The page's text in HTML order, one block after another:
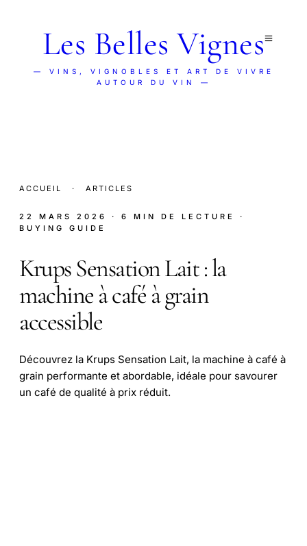
Les Belles Vignes
— VINS, VIGNOBLES ET ART DE VIVRE
AUTOUR DU VIN —
ACCUEIL · ARTICLES
22 MARS 2026 · 6 MIN DE LECTURE
·
BUYING GUIDE
Krups Sensation Lait : la
machine à café à grain
accessible
Découvrez la Krups Sensation Lait, la machine à café à
grain performante et abordable, idéale pour savourer
un café de qualité à prix réduit.